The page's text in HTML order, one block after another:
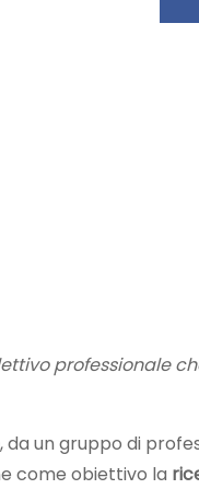
professionale
, da un gruppo di
come obiettivo la